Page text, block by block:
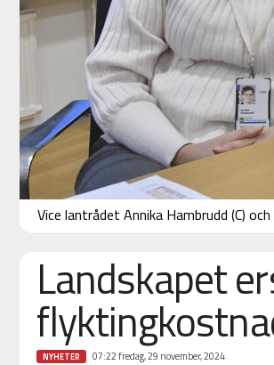
Vice lantrådet Annika Hambrudd (C)
Landskapet
NYHETER 07:22 fredag, 29 november, 2024